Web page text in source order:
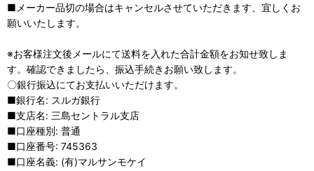
■メーカー品切の場合はキャンセルさせていただきます、宜しくお
願いいたします。
※お客様注文後メールにて送料を入れた合計金額をお知せ致しま
す。確認できましたら、振込手続きお願い致します。
〇銀行振込にてお支払いいただけます。
■銀行名: スルガ銀行
■支店名: 三島セントラル支店
■口座種別: 普通
■口座番号: 745363
■口座名義: (有)マルサンモケイ